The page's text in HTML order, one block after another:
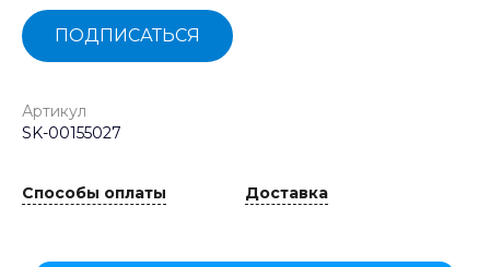
ПОДПИСАТЬСЯ
Артикул
SK-00155027
Способы оплаты Доставка